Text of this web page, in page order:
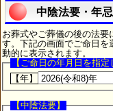
中陰法要・年
お葬式やご葬儀の後の法要
す。下記の画面でご命日を
動的に表示されます。
【ご命日の年月日を指定
【年】
【中陰法要】